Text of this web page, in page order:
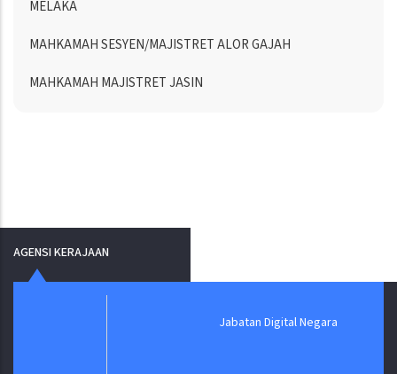
MELAKA
MAHKAMAH SESYEN/MAJISTRET ALOR GAJAH
MAHKAMAH MAJISTRET JASIN
AGENSI KERAJAAN
Jabatan Digital Negara